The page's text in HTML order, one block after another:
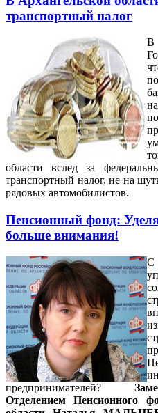
транспортный налог
В
области вслед за
транспортный налог, не на
рядовых автомобилистов.
Пенсионный фонд:
больше внимания!
С
предпринимателей?
Отделением Пенсионного